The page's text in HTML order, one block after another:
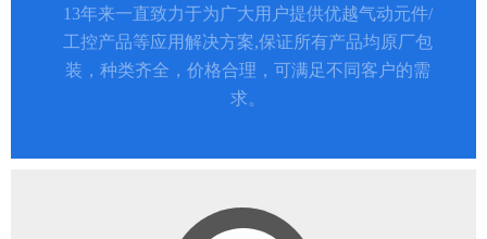
13年来一直致力于为广大用户提供优越气动元件/
工控产品等应用解决方案,保证所有产品均原厂包
装，种类齐全，价格合理，可满足不同客户的需
求。